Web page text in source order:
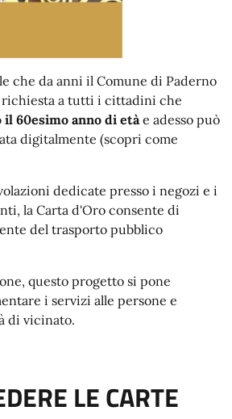
che da anni il Comune di Paderno
richiesta a tutti i cittadini che
60esimo anno di etàe adesso può
digitalmente (scopri come
dedicate presso i negozi e i
la Carta d'Oro consente di
del trasporto pubblico
questo progetto si pone
i servizi alle persone e
di vicinato.
LE CARTE